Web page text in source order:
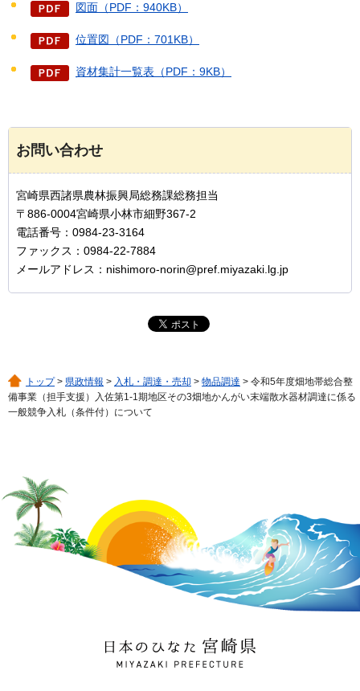
図面（PDF：940KB）
位置図（PDF：701KB）
資材集計一覧表（PDF：9KB）
お問い合わせ
宮崎県西諸県農林振興局総務課総務担当
〒886-0004宮崎県小林市細野367-2
電話番号：0984-23-3164
ファックス：0984-22-7884
メールアドレス：nishimoro-norin@pref.miyazaki.lg.jp
トップ> 県政情報 > 入札・調達・売却 > 物品調達 > 令和5年度畑地帯総合整
備事業（担手支援）入佐第1-1期地区その3畑地かんがい末端散水器材調達に係る
一般競争入札（条件付）について
日本のひなた 宮崎県
MIYAZAKI PREFECTURE